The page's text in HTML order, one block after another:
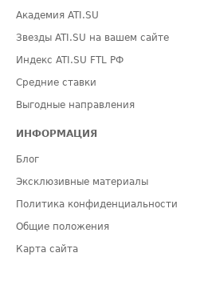
Академия ATI.SU
Звезды ATI.SU на вашем сайте
Индекс ATI.SU FTL РФ
Средние ставки
Выгодные направления
ИНФОРМАЦИЯ
Блог
Эксклюзивные материалы
Политика конфиденциальности
Общие положения
Карта сайта